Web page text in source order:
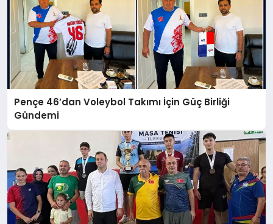
Pençe 46’dan Voleybol Takımı İçin Güç Birliği
Gündemi